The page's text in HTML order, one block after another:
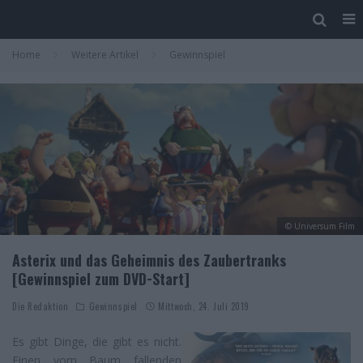
Home Weitere Artikel Gewinnspiel
© Universum Film
Asterix und das Geheimnis des Zaubertranks
[Gewinnspiel zum DVD-Start]
Die Redaktion Gewinnspiel Mittwoch, 24. Juli 2019
Es gibt Dinge, die gibt es nicht.